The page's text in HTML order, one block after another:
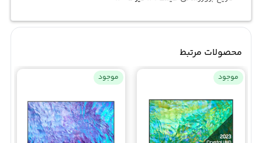
محصولات مرتبط
موجود موجود